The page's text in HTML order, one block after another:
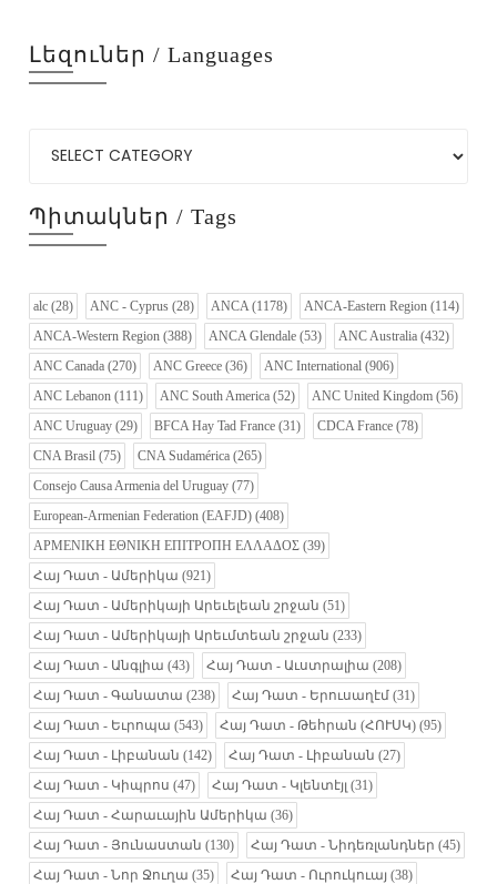
Լեզուներ / Languages
Պիտակներ / Tags
alc (28) ANC - Cyprus (28) ANCA (1178) ANCA-Eastern Region (114)
ANCA-Western Region (388) ANCA Glendale (53) ANC Australia (432)
ANC Canada (270) ANC Greece (36) ANC International (906)
ANC Lebanon (111) ANC South America (52) ANC United Kingdom (56)
ANC Uruguay (29) BFCA Hay Tad France (31) CDCA France (78)
CNA Brasil (75) CNA Sudamérica (265)
Consejo Causa Armenia del Uruguay (77)
European-Armenian Federation (EAFJD) (408)
ΑΡΜΕΝΙΚΗ ΕΘΝΙΚΗ ΕΠΙΤΡΟΠΗ ΕΛΛΑΔΟΣ (39)
Հայ Դատ - Ամերիկա (921)
Հայ Դատ - Ամերիկայի Արեւելեան շրջան (51)
Հայ Դատ - Ամերիկայի Արեւմտեան շրջան (233)
Հայ Դատ - Անգլիա (43) Հայ Դատ - Աւստրալիա (208)
Հայ Դատ - Գանատա (238) Հայ Դատ - Երուսաղէմ (31)
Հայ Դատ - Եւրոպա (543) Հայ Դատ - Թեհրան (ՀՈՒՍԿ) (95)
Հայ Դատ - Լիբանան (142) Հայ Դատ - Լիբանան (27)
Հայ Դատ - Կիպրոս (47) Հայ Դատ - Կլենտէյլ (31)
Հայ Դատ - Հարաւային Ամերիկա (36)
Հայ Դատ - Յունաստան (130) Հայ Դատ - Նիդեռլանդներ (45)
Հայ Դատ - Նոր Ջուղա (35) Հայ Դատ - Ուրուկուայ (38)